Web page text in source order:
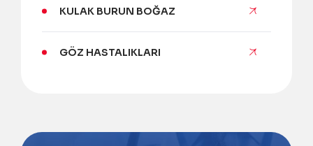
KULAK BURUN BOĞAZ
GÖZ HASTALIKLARI